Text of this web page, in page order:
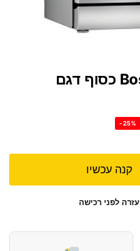
מדיח כלים ‏רחב Bosch כסוף דגם
-25%
קנה עכשיו
עזרה לפני רכישה